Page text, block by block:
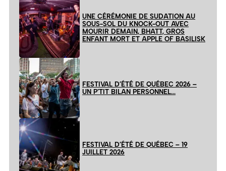
UNE CÉRÉMONIE DE SUDATION AU
SOUS-SOL DU KNOCK-OUT AVEC
MOURIR DEMAIN, BHATT, GROS
ENFANT MORT ET APPLE OF BASILISK
FESTIVAL D’ÉTÉ DE QUÉBEC 2026 –
UN P’TIT BILAN PERSONNEL…
FESTIVAL D’ÉTÉ DE QUÉBEC – 19
JUILLET 2026